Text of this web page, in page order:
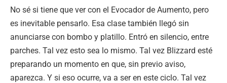
No sé si tiene que ver con el Evocador de Aumento, pero
es inevitable pensarlo. Esa clase también llegó sin
anunciarse con bombo y platillo. Entró en silencio, entre
parches. Tal vez esto sea lo mismo. Tal vez Blizzard esté
preparando un momento en que, sin previo aviso,
aparezca. Y si eso ocurre, va a ser en este ciclo. Tal vez